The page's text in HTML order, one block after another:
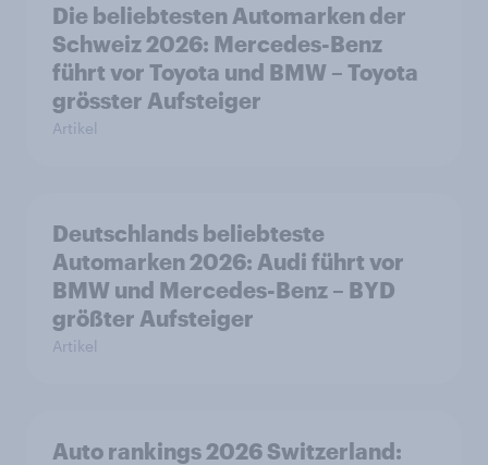
Die beliebtesten Automarken der
Schweiz 2026: Mercedes-Benz
führt vor Toyota und BMW – Toyota
grösster Aufsteiger
Artikel
Deutschlands beliebteste
Automarken 2026: Audi führt vor
BMW und Mercedes-Benz – BYD
größter Aufsteiger
Artikel
Auto rankings 2026 Switzerland: